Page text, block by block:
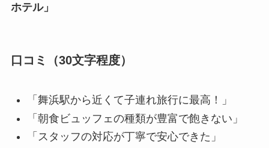
ホテル」
口コミ（30文字程度）
「舞浜駅から近くて子連れ旅行に最高！」
「朝食ビュッフェの種類が豊富で飽きない」
「スタッフの対応が丁寧で安心できた」